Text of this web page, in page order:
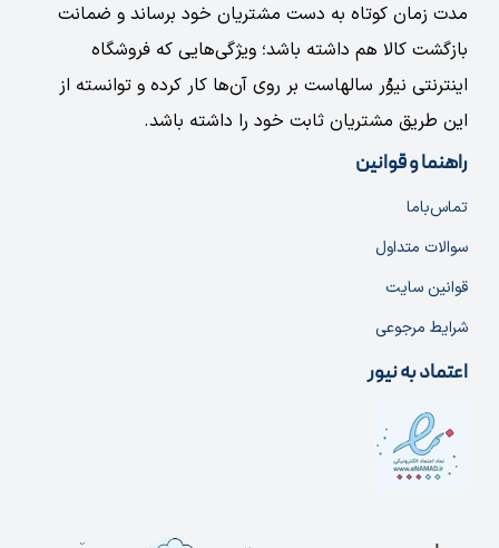
مدت زمان کوتاه به دست مشتریان خود برساند و ضمانت
بازگشت کالا هم داشته باشد؛ ویژگی‌هایی که فروشگاه
اینترنتی نیوُر سالهاست بر روی آن‌ها کار کرده و توانسته از
این طریق مشتریان ثابت خود را داشته باشد.
راهنما و قوانین
تماس‌با‌ما
سوالات متداول
قوانین سایت
شرایط مرجوعی
اعتماد به نیور